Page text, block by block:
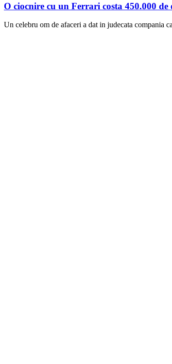
O ciocnire cu un Ferrari costa 450.000 de
Un celebru om de afaceri a dat in judecata compania